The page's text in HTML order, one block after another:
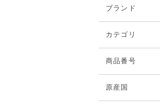
ブランド
カテゴリ
商品番号
原産国